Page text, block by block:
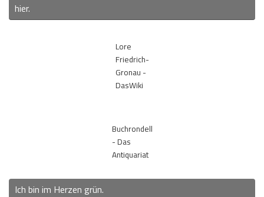
hier.
Lore
Friedrich-
Gronau -
DasWiki
Buchrondell
- Das
Antiquariat
Ich bin im Herzen grün.